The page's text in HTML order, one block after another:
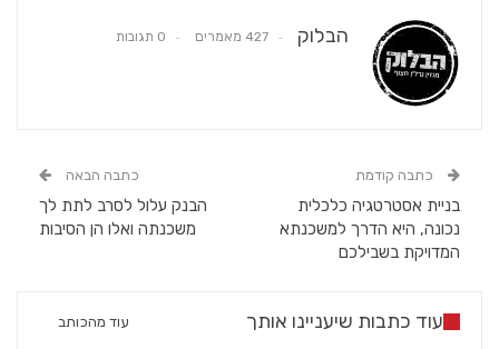
הבלוק 427 מאמרים 0 תגובות
כתבה קודמת
בניית אסטרטגיה כלכלית
נכונה, היא הדרך למשכנתא
המדויקת בשבילכם
כתבה הבאה
הבנק עלול לסרב לתת לך
משכנתה ואלו הן הסיבות
עוד כתבות שיעניינו אותך עוד מהכותב